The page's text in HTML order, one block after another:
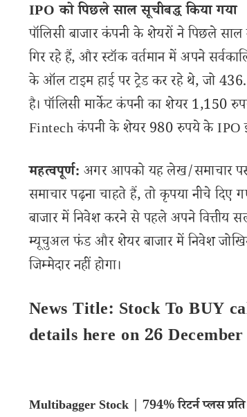
IPO को पिछले साल सूचीबद्ध किया गया
पॉलिसी बाजार कंपनी के शेयरों ने पिछले
गिर रहे हैं, और स्टॉक वर्तमान में अपने
के ऑल टाइम हाई पर ट्रेड कर रहे थे, जो
है। पॉलिसी मार्केट कंपनी का शेयर 1,150
Fintech कंपनी के शेयर 980 रुपये के IPO
महत्वपूर्ण: अगर आपको यह लेख/समाचार
समाचार पढ़ना चाहते हैं, तो कृपया नीचे दिए
बाजार में निवेश करने से पहले अपने वित्तीय
म्यूचुअल फंड और शेयर बाजार में निवेश जोखिम
जिम्मेदार नहीं होगा।
News Title: Stock To BUY
details here on 26
Multibagger Stock | 794% रिटर्न प्लस